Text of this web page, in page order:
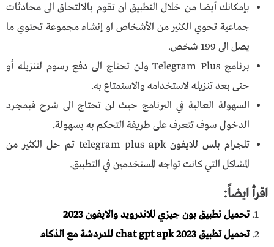
بإمكانك أيضا من خلال التطبيق ان تقوم بالالتحاق الى محادثات
جماعية تحوي الكثير من الأشخاص او إنشاء مجموعة تحتوي ما
يصل الى 199 شخص.
برنامج Telegram Plus ولن تحتاج الى دفع رسوم لتنزيله أو
حتى بعد تنزيله لاستخدامه والاستمتاع به.
السهولة العالية في البرنامج حيث لن تحتاج الى شرح فبمجرد
الدخول سوف تتعرف على طريقة التحكم به بسهولة.
تلجرام بلس للايفون telegram plus apk تم حل الكثير من
المشاكل التي كانت تواجه المستخدمين في التطبيق.
اقرأ ايضاً:
تحميل تطبيق بون جيزي للاندرويد والايفون 2023
تحميل تطبيق chat gpt apk 2023 للدردشة مع الذكاء